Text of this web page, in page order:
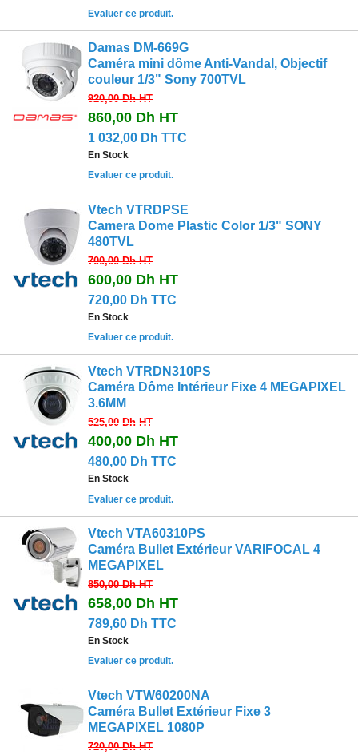
Evaluer ce produit.
Damas DM-669G
Caméra mini dôme Anti-Vandal, Objectif
couleur 1/3" Sony 700TVL
920,00 DhHT
860,00 Dh HT
1 032,00 Dh TTC
En Stock
Evaluer ce produit.
Vtech VTRDPSE
Camera Dome Plastic Color 1/3" SONY
480TVL
700,00 DhHT
600,00 Dh HT
720,00 Dh TTC
En Stock
Evaluer ce produit.
Vtech VTRDN310PS
Caméra Dôme Intérieur Fixe 4 MEGAPIXEL
3.6MM
525,00 DhHT
400,00 Dh HT
480,00 Dh TTC
En Stock
Evaluer ce produit.
Vtech VTA60310PS
Caméra Bullet Extérieur VARIFOCAL 4
MEGAPIXEL
850,00 DhHT
658,00 Dh HT
789,60 Dh TTC
En Stock
Evaluer ce produit.
Vtech VTW60200NA
Caméra Bullet Extérieur Fixe 3
MEGAPIXEL 1080P
720,00 DhHT